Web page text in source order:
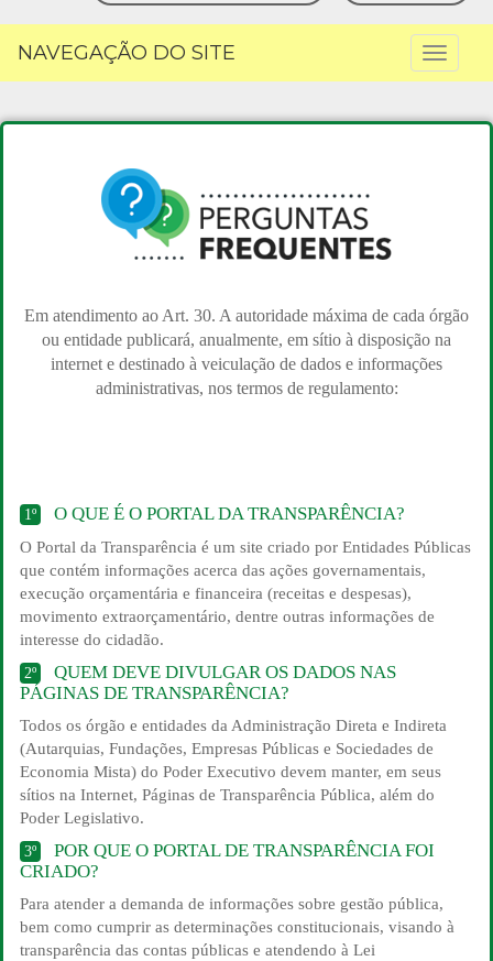
NAVEGAÇÃO DO SITE
Em atendimento ao Art. 30. A autoridade máxima de cada órgão
ou entidade publicará, anualmente, em sítio à disposição na
internet e destinado à veiculação de dados e informações
administrativas, nos termos de regulamento:
1º O QUE É O PORTAL DA TRANSPARÊNCIA?
O Portal da Transparência é um site criado por Entidades Públicas
que contém informações acerca das ações governamentais,
execução orçamentária e financeira (receitas e despesas),
movimento extraorçamentário, dentre outras informações de
interesse do cidadão.
2º
QUEM DEVE DIVULGAR OS DADOS NAS
PÁGINAS DE TRANSPARÊNCIA?
Todos os órgão e entidades da Administração Direta e Indireta
(Autarquias, Fundações, Empresas Públicas e Sociedades de
Economia Mista) do Poder Executivo devem manter, em seus
sítios na Internet, Páginas de Transparência Pública, além do
Poder Legislativo.
3º
POR QUE O PORTAL DE TRANSPARÊNCIA FOI
CRIADO?
Para atender a demanda de informações sobre gestão pública,
bem como cumprir as determinações constitucionais, visando à
transparência das contas públicas e atendendo à Lei